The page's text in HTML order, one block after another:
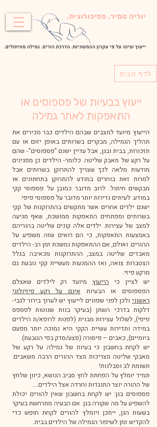
לדף הבית
ייעוץ בבעיות של פספוסים או
התאפקות לאחר גמילה
הייעוץ מיועד למצבים שבהם הילדים כבר מכירים את
תהליך הגמילה, מבקרים בשרותים באופן יזום או עם
תזכורות, בבית ובגן, אבל עדיין ישנם "פספוסים"- שהם
על רקע של מאבק שליטה. כלומר- הילדים כן מפגינים
מודעות מלאה לכך שצריך להתרוקן בשרותים אבל
למרות זאת בוחרים במודע להתרוקן בתחתונים או
מבקשים חיתול. לרוב מדובר כמובן על פספוסי קקי
במודע. לעיתים נדירות יותר מדובר על פספוסי פיפי.
ישנם ילדים אחרים אשר מתקשים בהתרוקנות של קקי
בשרותים ומפתחים התאפקות ממושכת, שאף מגיעה
למצב של עצירות. ילדים אלה קונים שליטה בהוריהם
באמצעות התאפקות, כי הם רואים שזה משפיע על
ההורים. ואולם, אם ההתאפקות נמשכת זמן רב- הילדים
מאבדים שליטה במצב, ההתרוקנות מכאיבה בגלל
הצטברות צואה, ואז ההמנעות מעשיית קקי נובעת גם
מרקע פיזי.
יש לציין כי הייעוץ מיועד רק לילדים שאצלם
הפספוסים או הבעיות אינם על רקע פיזיולוגי
ראשוני ולכן לפני שפונים לייעוץ יש לערוך בירור לגבי-
דלקות בדרכי השתן (בעיקר בנות שנוטות לפספס
פיפי), לשלול עצירות מבנית (לפנות לרופא/ת הילדים
במידה ותדירות עשיית הקקי היא נמוכה יותר מפעם
ביומיים), כאבים – פיסורה (פצע/סדק בפי הטבעת).
יש לקחת בחשבון כי בעיות של גמילה על רקע של
מאבקי שליטה מצריכות מצד ההורים הרבה משאבים:
תשומת לב וסבלנות!
תמיד יומלץ על הפחתת לחץ סביב הנושא, כיוון שלחץ
של ההורה יוצר התנגדות וחרדה אצל הילדים....
פספוסים בגן: יש לקחת בחשבון שאין להורים יכולת
להשפיע על מה שקורה בגן. אם הבעיה מתרחשת בעיקר
בשעות הגן, ייתכן ויומלץ להורים לקחת חופש כדי
להקדיש זמן לשיפור הגמילה של הילדים בבית.